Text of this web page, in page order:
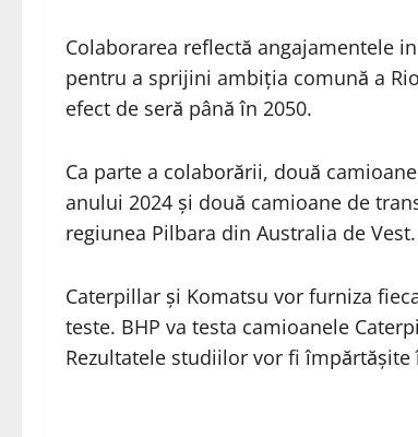
Colaborarea reflectă angajamentele
pentru a sprijini ambiția comună a
efect de seră până în 2050.
Ca parte a colaborării, două
anului 2024 și două camioane de
regiunea Pilbara din Australia de Vest.
Caterpillar și Komatsu vor furniza
teste. BHP va testa camioanele
Rezultatele studiilor vor fi împărtășite